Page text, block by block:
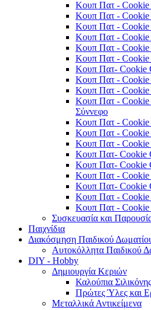
Κουπ Πατ -
Κουπ Πατ - Cookie
Κουπ Πατ - Cookie
Κουπ Πατ - Cookie
Κουπ Πατ - Cookie
Κουπ Πατ - Cookie
Κουπ Πατ- Cookie
Κουπ Πατ -
Κουπ Πατ - Cookie
Κουπ Πατ - Cookie
Σύννεφο
Κουπ Πατ - Cookie
Κουπ Πατ - Cookie
Κουπ Πατ - Cookie
Κουπ Πατ- Cookie
Κουπ Πατ- Cookie
Κουπ Πατ - Cookie
Κουπ Πατ- Cookie
Κουπ Πατ - Cookie
Κουπ Πατ - Cookie
Συσκευασία και
Παιχνίδια
Διακόσμηση Παιδικού
Αυτοκόλλητα Παιδικού
DIY - Hobby
Δημιουργία Κεριών
Καλούπια Σιλικόνης
Πρώτες Ύλες και
Μεταλλικά Αντικείμενα